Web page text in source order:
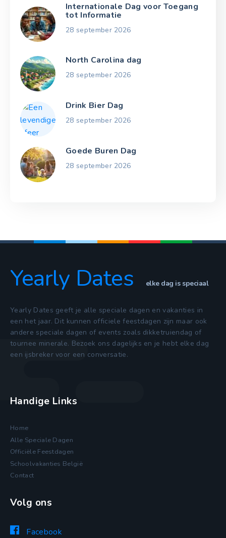
Internationale Dag voor Toegang
tot Informatie
28 september 2026
North Carolina dag
28 september 2026
Drink Bier Dag
28 september 2026
Goede Buren Dag
28 september 2026
Yearly Dates elke dag is speciaal
Yearly Dates geeft je alle speciale dagen en vakanties in
een het jaar. Dit kunnen officiele feestdagen zijn maar ook
andere speciale dagen of events zoals dikketruiendag of
tournee minerale. Bezoek ons dagelijks en je hebt elke dag
een ijsbreker voor een conversatie.
Handige Links
Home
Alle Speciale Dagen
Officiële Feestdagen
Schoolvakanties België
Contact
Volg ons
Facebook